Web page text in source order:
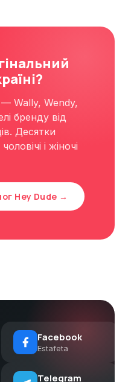
— Wally, Wendy,
бренду від
Десятки
і жіночі
Hey Dude →
Facebook
Estafeta
Telegram